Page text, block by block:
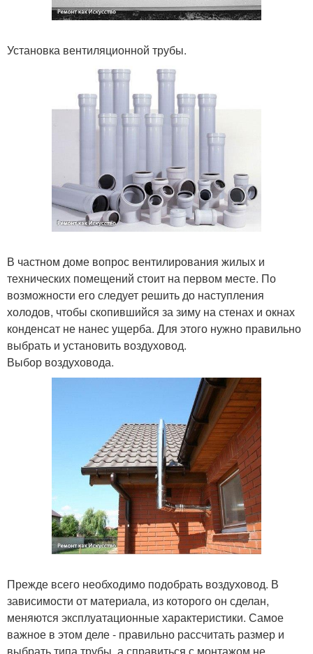
Установка вентиляционной трубы.
В частном доме вопрос вентилирования жилых и
технических помещений стоит на первом месте. По
возможности его следует решить до наступления
холодов, чтобы скопившийся за зиму на стенах и окнах
конденсат не нанес ущерба. Для этого нужно правильно
выбрать и установить воздуховод.
Выбор воздуховода.
Прежде всего необходимо подобрать воздуховод. В
зависимости от материала, из которого он сделан,
меняются эксплуатационные характеристики. Самое
важное в этом деле - правильно рассчитать размер и